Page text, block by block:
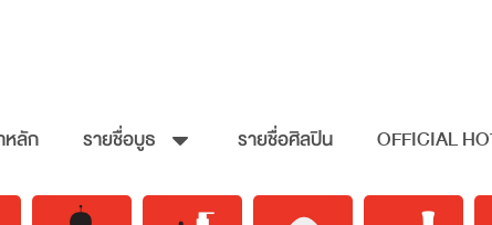
ลัก รายชื่อบูธ รายชื่อศิลปิน OFFICIAL